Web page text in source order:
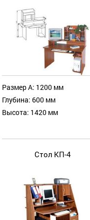
Размер А: 1200 мм
Глубина: 600 мм
Высота: 1420 мм
Стол КП-4